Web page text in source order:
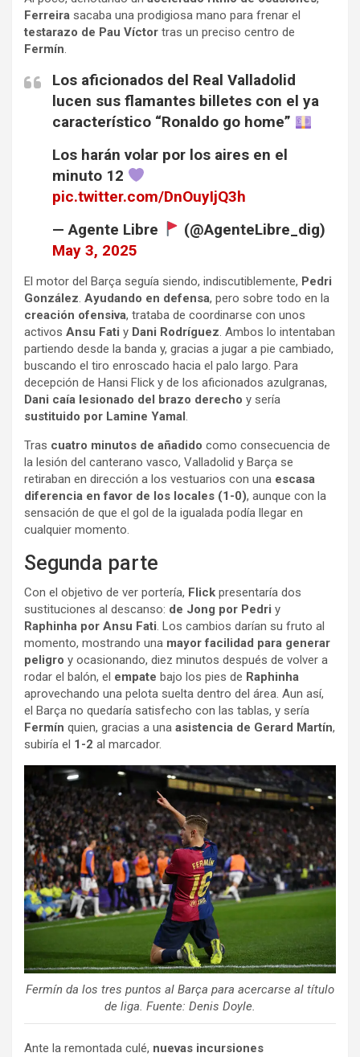
Ferreira sacaba una prodigiosa mano para frenar el
testarazo de Pau Víctor tras un preciso centro de
Fermín.
Los aficionados del Real Valladolid
lucen sus flamantes billetes con el ya
característico “Ronaldo go home”
Los harán volar por los aires en el
minuto 12
pic.twitter.com/DnOuyIjQ3h
— Agente Libre
(@AgenteLibre_dig)
May 3, 2025
El motor del Barça seguía siendo, indiscutiblemente, Pedri
González. Ayudando en defensa, pero sobre todo en la
creación ofensiva, trataba de coordinarse con unos
activos Ansu Fati y Dani Rodríguez. Ambos lo intentaban
partiendo desde la banda y, gracias a jugar a pie cambiado,
buscando el tiro enroscado hacia el palo largo. Para
decepción de Hansi Flick y de los aficionados azulgranas,
Dani caía lesionado del brazo derecho y sería
sustituido por Lamine Yamal .
Tras cuatro minutos de añadido como consecuencia de
la lesión del canterano vasco, Valladolid y Barça se
retiraban en dirección a los vestuarios con una escasa
diferencia en favor de los locales (1-0), aunque con la
sensación de que el gol de la igualada podía llegar en
cualquier momento.
Segunda parte
Con el objetivo de ver portería, Flick presentaría dos
sustituciones al descanso: de Jong por Pedri y
Raphinha por Ansu Fati. Los cambios darían su fruto al
momento, mostrando una mayor facilidad para generar
peligro y ocasionando, diez minutos después de volver a
rodar el balón, el empate bajo los pies de Raphinha
aprovechando una pelota suelta dentro del área. Aun así,
el Barça no quedaría satisfecho con las tablas, y sería
Fermín quien, gracias a una asistencia de Gerard Martín,
subiría el 1-2 al marcador.
Fermín da los tres puntos al Barça para acercarse al título
de liga. Fuente: Denis Doyle.
Ante la remontada culé, nuevas incursiones